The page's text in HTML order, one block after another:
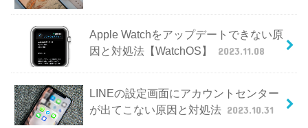
Apple Watchをアップデートできない原
因と対処法【WatchOS】
2023.11.08
LINEの設定画面にアカウントセンター
が出てこない原因と対処法 2023.10.31